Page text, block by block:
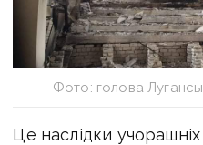
Фото: голова
Це наслідки